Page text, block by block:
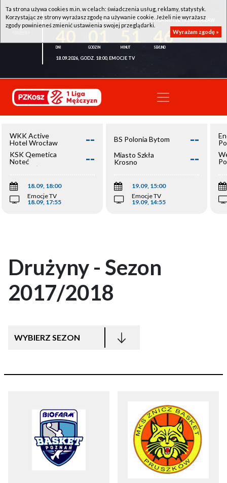
WKK ACTIVE HOTEL WROCŁAW - KSK QEMETICA NOTEĆ INOWROCŁAW
45
18.09.2026, GODZ. 18:00, EMOCJE TV
WKK Active
Hotel Wrocław
--
KSK Qemetica
Noteć
Inowrocław
--
18.09, 18:00
Emocje TV
18.09, 17:55
BS Polonia Bytom --
Miasto Szkła
Krosno
--
19.09, 15:00
Emocje TV
19.09, 14:55
Drużyny - Sezon
2017/2018
WYBIERZ SEZON
Ta strona używa cookies m.in. w celach: świadczenia usług, reklamy, statystyk.
Korzystając ze strony wyrażasz zgodę na używanie cookie. Jeżeli nie wyrażasz
zgody powinieneś zmienić ustawienia swojej przeglądarki.
Wyrażam zgodę »